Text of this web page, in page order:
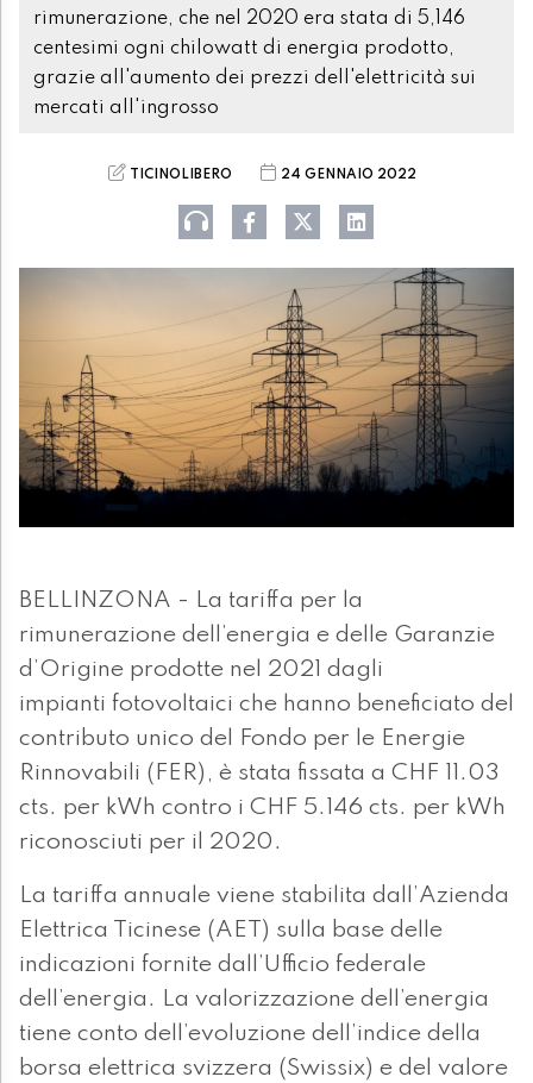
rimunerazione, che nel 2020 era stata di 5,146
centesimi ogni chilowatt di energia prodotto,
grazie all'aumento dei prezzi dell'elettricità sui
mercati all'ingrosso
TICINOLIBERO 24 GENNAIO 2022
BELLINZONA - La tariffa per la
rimunerazione dell’energia e delle Garanzie
d’Origine prodotte nel 2021 dagli
impianti fotovoltaici che hanno beneficiato del
contributo unico del Fondo per le Energie
Rinnovabili (FER), è stata fissata a CHF 11.03
cts. per kWh contro i CHF 5.146 cts. per kWh
riconosciuti per il 2020.
La tariffa annuale viene stabilita dall’Azienda
Elettrica Ticinese (AET) sulla base delle
indicazioni fornite dall’Ufficio federale
dell’energia. La valorizzazione dell’energia
tiene conto dell’evoluzione dell’indice della
borsa elettrica svizzera (Swissix) e del valore